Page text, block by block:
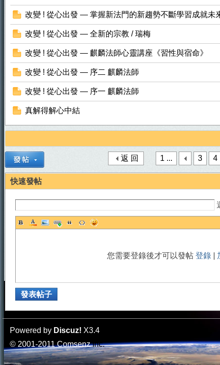
園
地
改變 ! 從心出發 — 掌握新法門的新趨勢不斷學習成就未
改變 ! 從心出發 — 全新的宗教 / 瑞梅
改變 ! 從心出發 — 麒麟法師心靈講座《習性與宿命》
改變 ! 從心出發 — 序二 麒麟法師
改變 ! 從心出發 — 序一 麒麟法師
真解得解心中結
1 ... 3 4
返 回
快速發帖
您需要登錄後才可以發帖 登錄
發表帖子
Powered by Discuz! X3.4
© 2001-2011ComsenzInc.